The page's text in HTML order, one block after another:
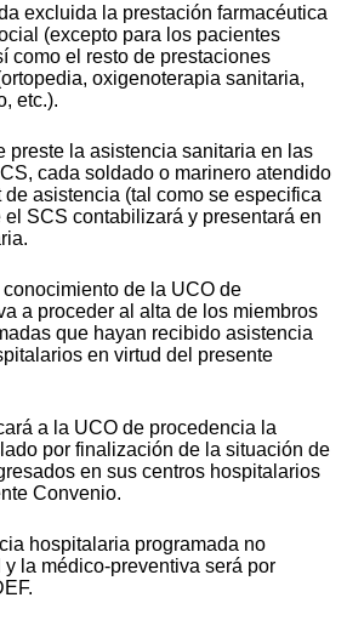
excluida la prestación farmacéutica
(excepto para los pacientes
como el resto de prestaciones
oxigenoterapia sanitaria,
etc.).
preste la asistencia sanitaria en las
cada soldado o marinero atendido
asistencia (tal como se especifica
el SCS contabilizará y presentará en
de la UCO de
a proceder al alta de los miembros
que hayan recibido asistencia
en virtud del presente
a la UCO de procedencia la
por finalización de la situación de
en sus centros hospitalarios
Convenio.
hospitalaria programada no
la médico-preventiva será por